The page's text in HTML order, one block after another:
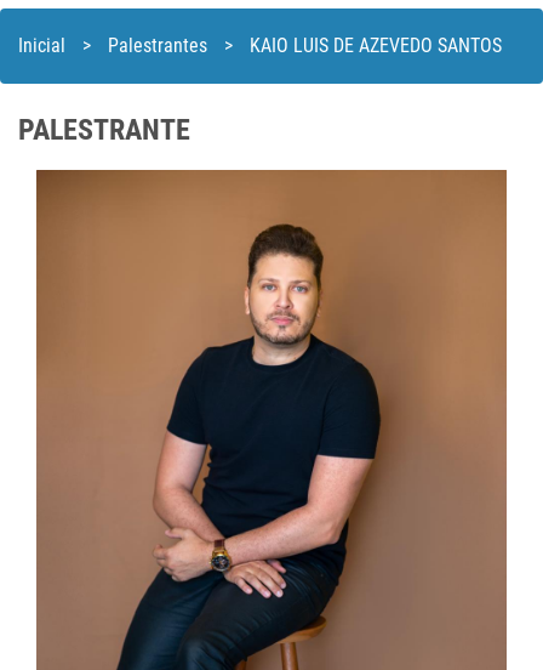
Inicial > Palestrantes > KAIO LUIS DE AZEVEDO SANTOS
PALESTRANTE